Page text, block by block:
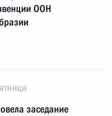
ООН
заседание